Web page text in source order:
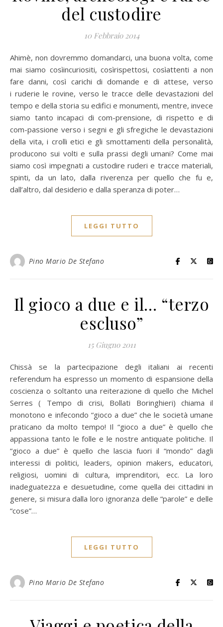
del custodire
10 Febbraio 2014
Ahimè, non dovremmo domandarci, una buona volta, come
mai siamo cosìincuriositi, cosìrispettosi, cosìattenti a non
fare danni, così carichi di domande e di attese, verso
i ruderie le rovine, verso le tracce delle devastazioni del
tempo e della storia su edifici e monumenti, mentre, invece
siamo tanto incapaci di com-prensione, di rispetto e di
com-passione verso i segni e gli sfregiche le devastazioni
della vita, i crolli etici e gli smottamenti della personalità,
producono sui volti e sulla prassi degli umani? Come mai
siamo così impegnati a custodire ruderi e tracce materiali,
spinti, da un lato, dalla riverenza per quello che fu e,
dall’altro, dal desiderio e dalla speranza di poter…
LEGGI TUTTO
Pino Mario De Stefano
Il gioco a due e il… “terzo
escluso”
15 Giugno 2011
Chissà se la partecipazione degli italiani ai recenti
referendum ha espresso un momento di espansione della
coscienza o soltanto una reiterazione di quello che Michel
Serres ( Tempo di crisi, Bollati Boringhieri) chiama il
monotono e infecondo “gioco a due” che le società umane
praticano da molto tempo! Il “gioco a due” è quello che
appassiona tanto le folle e le nostre antiquate politiche. Il
“gioco a due” è quello che lascia fuori il “mondo” dagli
interessi di politici, leaders, opinion makers, educatori,
religiosi, uomini di cultura, imprenditori, ecc. La loro
inadeguatezza e desuetudine, come quella dei cittadini in
genere, si misura dalla loro ignoranza delle “parole” e delle
“cose”…
LEGGI TUTTO
Pino Mario De Stefano